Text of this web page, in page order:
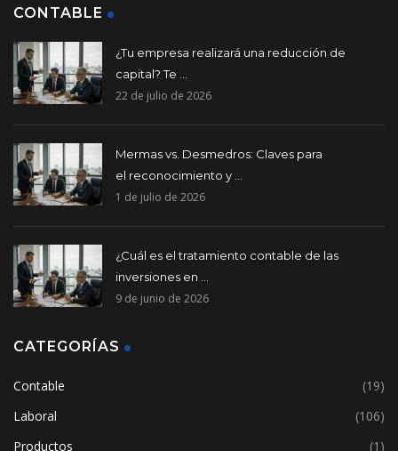
CONTABLE
¿Tu empresa realizará una reducción de
capital? Te ...
22 de julio de 2026
Mermas vs. Desmedros: Claves para
el reconocimiento y ...
1 de julio de 2026
¿Cuál es el tratamiento contable de las
inversiones en ...
9 de junio de 2026
CATEGORÍAS
Contable
(19)
Laboral
(106)
Productos
(1)